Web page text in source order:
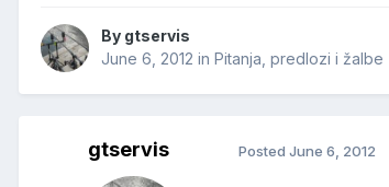
By gtservis
June 6, 2012 in Pitanja, predlozi i žalbe
gtservis Posted June 6, 2012